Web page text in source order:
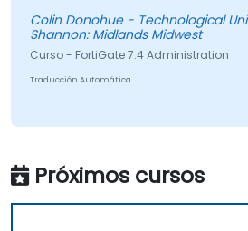
Colin Donohue - Technological University of the
Shannon: Midlands Midwest
Curso - FortiGate 7.4 Administration
Traducción Automática
Próximos cursos